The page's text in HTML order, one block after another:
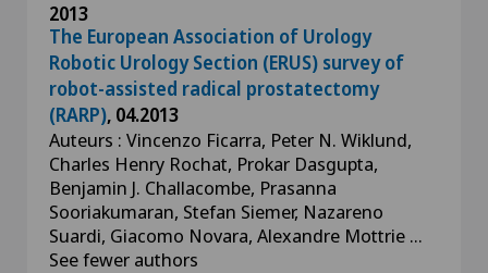
2013
The European Association of Urology
Robotic Urology Section (ERUS) survey of
robot-assisted radical prostatectomy
(RARP), 04.2013
Auteurs : Vincenzo Ficarra, Peter N. Wiklund,
Charles Henry Rochat, Prokar Dasgupta,
Benjamin J. Challacombe, Prasanna
Sooriakumaran, Stefan Siemer, Nazareno
Suardi, Giacomo Novara, Alexandre Mottrie …
See fewer authors